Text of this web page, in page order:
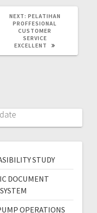
NEXT: PELATIHAN
PROFFESIONAL
CUSTOMER
SERVICE
EXCELLENT
STUDY
DOCUMENT
OPERATIONS